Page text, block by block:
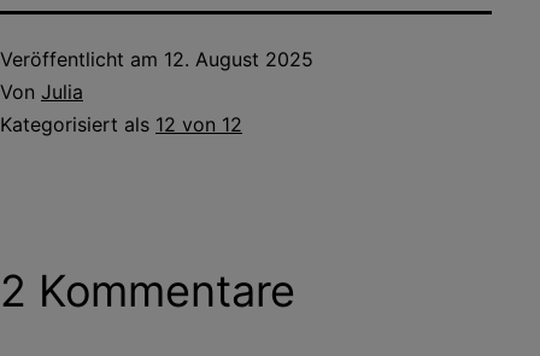
Veröffentlicht am 12. August 2025
Von Julia
Kategorisiert als 12 von 12
2 Kommentare